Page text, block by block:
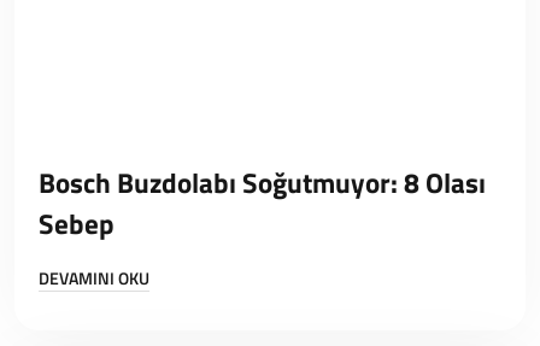
Bosch Buzdolabı Soğutmuyor: 8 Olası
Sebep
DEVAMINI OKU